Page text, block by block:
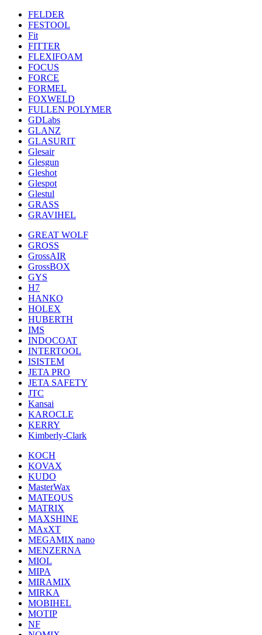
FELDER
FESTOOL
Fit
FITTER
FLEXIFOAM
FOCUS
FORCE
FORMEL
FOXWELD
FULLEN POLYMER
GDLabs
GLANZ
GLASURIT
Glesair
Glesgun
Gleshot
Glespot
Glestul
GRASS
GRAVIHEL
GREAT WOLF
GROSS
GrossAIR
GrossBOX
GYS
H7
HANKO
HOLEX
HUBERTH
IMS
INDOCOAT
INTERTOOL
ISISTEM
JETA PRO
JETA SAFETY
JTC
Kansai
KAROCLE
KERRY
Kimberly-Clark
KOCH
KOVAX
KUDO
MasterWax
MATEQUS
MATRIX
MAXSHINE
MAxXT
MEGAMIX nano
MENZERNA
MIOL
MIPA
MIRAMIX
MIRKA
MOBIHEL
MOTIP
NF